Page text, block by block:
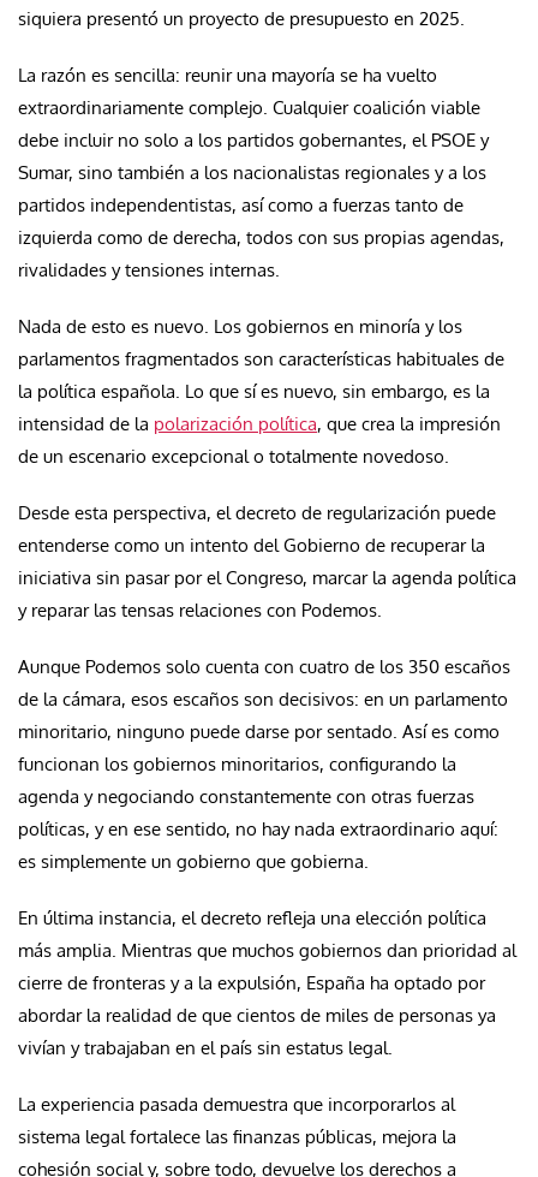
siquiera presentó un proyecto de presupuesto en 2025.
La razón es sencilla: reunir una mayoría se ha vuelto
extraordinariamente complejo. Cualquier coalición viable
debe incluir no solo a los partidos gobernantes, el PSOE y
Sumar, sino también a los nacionalistas regionales y a los
partidos independentistas, así como a fuerzas tanto de
izquierda como de derecha, todos con sus propias agendas,
rivalidades y tensiones internas.
Nada de esto es nuevo. Los gobiernos en minoría y los
parlamentos fragmentados son características habituales de
la política española. Lo que sí es nuevo, sin embargo, es la
intensidad de la polarización política, que crea la impresión
de un escenario excepcional o totalmente novedoso.
Desde esta perspectiva, el decreto de regularización puede
entenderse como un intento del Gobierno de recuperar la
iniciativa sin pasar por el Congreso, marcar la agenda política
y reparar las tensas relaciones con Podemos.
Aunque Podemos solo cuenta con cuatro de los 350 escaños
de la cámara, esos escaños son decisivos: en un parlamento
minoritario, ninguno puede darse por sentado. Así es como
funcionan los gobiernos minoritarios, configurando la
agenda y negociando constantemente con otras fuerzas
políticas, y en ese sentido, no hay nada extraordinario aquí:
es simplemente un gobierno que gobierna.
En última instancia, el decreto refleja una elección política
más amplia. Mientras que muchos gobiernos dan prioridad al
cierre de fronteras y a la expulsión, España ha optado por
abordar la realidad de que cientos de miles de personas ya
vivían y trabajaban en el país sin estatus legal.
La experiencia pasada demuestra que incorporarlos al
sistema legal fortalece las finanzas públicas, mejora la
cohesión social y, sobre todo, devuelve los derechos a